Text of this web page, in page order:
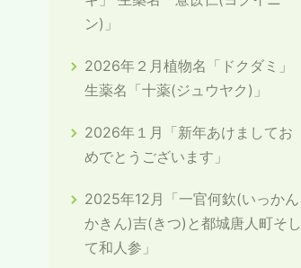
ン)」
2026年２月植物名「ドクダミ」
生薬名「十薬(ジュウヤク)」
2026年１月「新年あけましてお
めでとうございます」
2025年12月「一官何欽(いっかん
かきん)吉(きつ)と都城唐人町そし
て和人参」